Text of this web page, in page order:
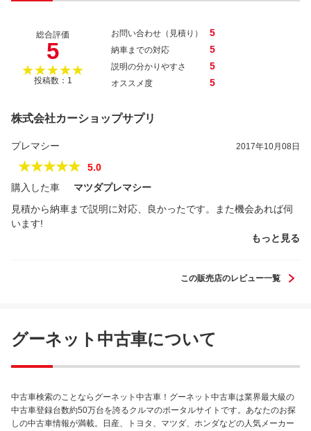
総合評価
5
★★★★★
投稿数：1
お問い合わせ（見積り） 5
納車までの対応 5
説明の分かりやすさ 5
オススメ度 5
株式会社カーショップサプリ
プレマシー 2017年10月08日
★★★★★
5.0
購入した車
マツダプレマシー
見積から納車まで説明に対応、良かったです。また機会あれば伺
います!
もっと見る
この販売店のレビュー一覧
グーネット中古車について
中古車検索のことならグーネット中古車！グーネット中古車は業界最大級の
中古車登録台数約50万台を誇るクルマのポータルサイトです。あなたのお探
しの中古車情報が満載。日産、トヨタ、マツダ、ホンダなどの人気メーカー